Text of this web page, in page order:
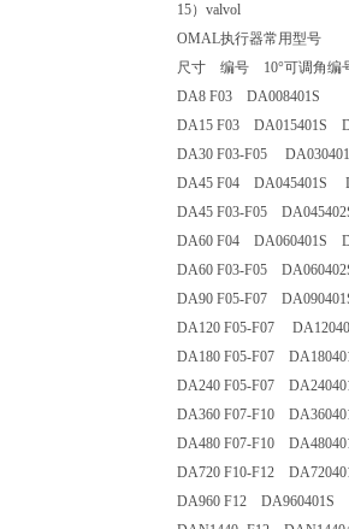
15）valvol
OMAL执行器常用型号
尺寸 编号 10°可调角
DA8 F03 DA008401S
DA15 F03 DA015401S
DA30 F03-F05
DA45 F04 DA045401S
DA45 F03-F05
DA60 F04 DA060401S
DA60 F03-F05
DA90 F05-F07
DA120 F05-F07
DA180 F05-F07
DA240 F05-F07
DA360 F07-F10
DA480 F07-F10
DA720 F10-F12
DA960 F12